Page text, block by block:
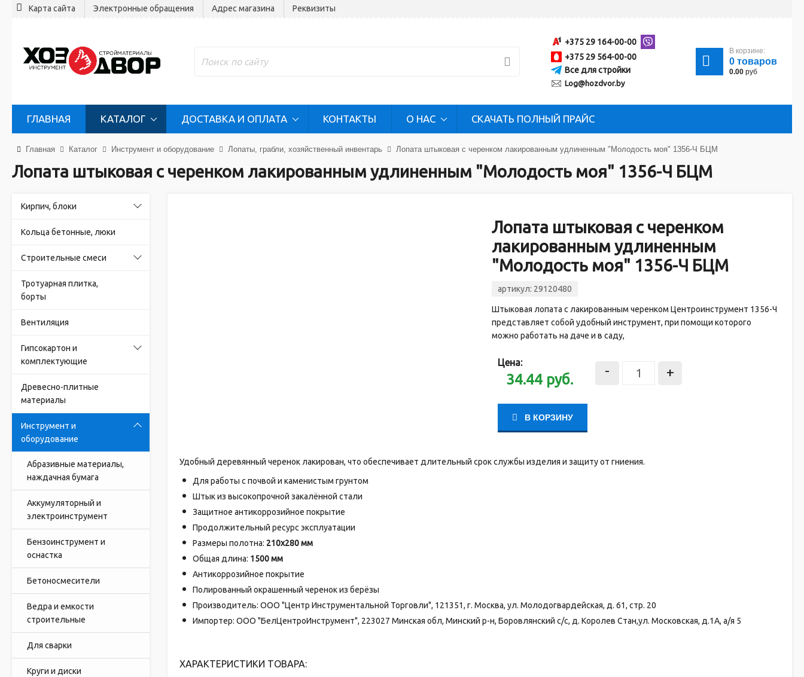
Карта сайта Электронные обращения Адрес магазина Реквизиты
+375 29 164-00-00
+375 29 564-00-00
Все для стройки
Log@hozdvor.by
В корзине:
0 товаров
0.00 руб
ГЛАВНАЯ КАТАЛОГ ДОСТАВКА И ОПЛАТА КОНТАКТЫ О НАС СКАЧАТЬ ПОЛНЫЙ ПРАЙС
Главная Каталог Инструмент и оборудование Лопаты, грабли, хозяйственный инвентарь Лопата штыковая с черенком лакированным удлиненным "Молодость моя" 1356-Ч БЦМ
Лопата штыковая с черенком лакированным удлиненным "Молодость моя" 1356-Ч БЦМ
Кирпич, блоки
Кольца бетонные, люки
Строительные смеси
Тротуарная плитка,
борты
Вентиляция
Гипсокартон и
комплектующие
Древесно-плитные
материалы
Инструмент и
оборудование
Абразивные материалы,
наждачная бумага
Аккумуляторный и
электроинструмент
Бензоинструмент и
оснастка
Бетоносмесители
Ведра и емкости
строительные
Для сварки
Круги и диски
Лопата штыковая с черенком
лакированным удлиненным
"Молодость моя" 1356-Ч БЦМ
артикул: 29120480
Штыковая лопата с лакированным черенком Центроинструмент 1356-Ч
представляет собой удобный инструмент, при помощи которого
можно работать на даче и в саду,
Цена:
34.44 руб.
- +
В КОРЗИНУ
Удобный деревянный черенок лакирован, что обеспечивает длительный срок службы изделия и защиту от гниения.
Для работы с почвой и каменистым грунтом
Штык из высокопрочной закалённой стали
Защитное антикоррозийное покрытие
Продолжительный ресурс эксплуатации
Размеры полотна: 210х280 мм
Общая длина: 1500 мм
Антикоррозийное покрытие
Полированный окрашенный черенок из берёзы
Производитель: ООО "Центр Инструментальной Торговли", 121351, г. Москва, ул. Молодогвардейская, д. 61, стр. 20
Импортер: ООО "БелЦентроИнструмент", 223027 Минская обл, Минский р-н, Боровлянский с/с, д. Королев Стан,ул. Московская, д.1А, а/я 5
ХАРАКТЕРИСТИКИ ТОВАРА: